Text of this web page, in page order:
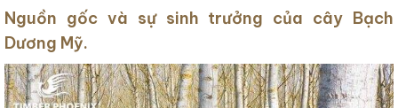
Nguồn gốc và sự sinh trưởng của cây Bạch
Dương Mỹ.